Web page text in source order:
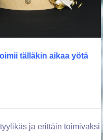
tälläkin aikaa yötä
ja erittäin toimivaksi